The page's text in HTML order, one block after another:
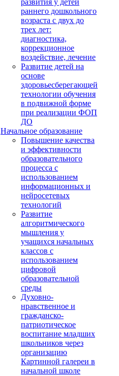
развития у детей
раннего дошкольного
возраста с двух до
трех лет:
диагностика,
коррекционное
воздействие, лечение
Развитие детей на
основе
здоровьесберегающей
технологии обучения
в подвижной форме
при реализации ФОП
ДО
Начальное образование
Повышение качества
и эффективности
образовательного
процесса с
использованием
информационных и
нейросетевых
технологий
Развитие
алгоритмического
мышления у
учащихся начальных
классов с
использованием
цифровой
образовательной
среды
Духовно-
нравственное и
гражданско-
патриотическое
воспитание младших
школьников через
организацию
Картинной галереи в
начальной школе